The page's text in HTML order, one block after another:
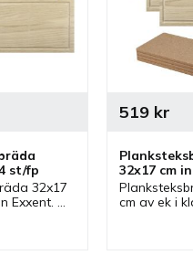
st/fp
32x17
Exxent.
32x17 cm
st/fp
cm av ek i
519 kr